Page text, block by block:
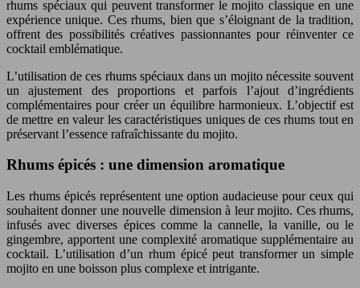
rhums spéciaux qui peuvent transformer le mojito classique en une
expérience unique. Ces rhums, bien que s’éloignant de la tradition,
offrent des possibilités créatives passionnantes pour réinventer ce
cocktail emblématique.
L’utilisation de ces rhums spéciaux dans un mojito nécessite souvent
un ajustement des proportions et parfois l’ajout d’ingrédients
complémentaires pour créer un équilibre harmonieux. L’objectif est
de mettre en valeur les caractéristiques uniques de ces rhums tout en
préservant l’essence rafraîchissante du mojito.
Rhums épicés : une dimension aromatique
Les rhums épicés représentent une option audacieuse pour ceux qui
souhaitent donner une nouvelle dimension à leur mojito. Ces rhums,
infusés avec diverses épices comme la cannelle, la vanille, ou le
gingembre, apportent une complexité aromatique supplémentaire au
cocktail. L’utilisation d’un rhum épicé peut transformer un simple
mojito en une boisson plus complexe et intrigante.